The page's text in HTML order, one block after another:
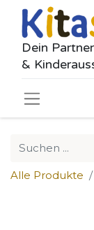
Dein
&
Alle Produkte